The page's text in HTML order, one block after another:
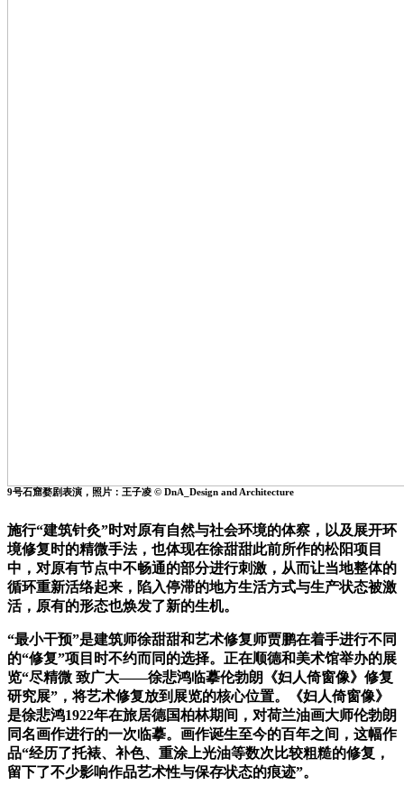
9号石窟婺剧表演，照片：王子凌 © DnA_Design and Architecture
施行“建筑针灸”时对原有自然与社会环境的体察，以及展开环
境修复时的精微手法，也体现在徐甜甜此前所作的松阳项目
中，对原有节点中不畅通的部分进行刺激，从而让当地整体的
循环重新活络起来，陷入停滞的地方生活方式与生产状态被激
活，原有的形态也焕发了新的生机。
“最小干预”是建筑师徐甜甜和艺术修复师贾鹏在着手进行不同
的“修复”项目时不约而同的选择。正在顺德和美术馆举办的展
览“尽精微 致广大——徐悲鸿临摹伦勃朗《妇人倚窗像》修复
研究展”，将艺术修复放到展览的核心位置。《妇人倚窗像》
是徐悲鸿1922年在旅居德国柏林期间，对荷兰油画大师伦勃朗
同名画作进行的一次临摹。画作诞生至今的百年之间，这幅作
品“经历了托裱、补色、重涂上光油等数次比较粗糙的修复，
留下了不少影响作品艺术性与保存状态的痕迹”。